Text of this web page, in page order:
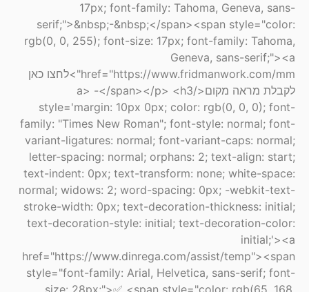
17px; font-family: Tahoma, Geneva, sans-
serif;">&nbsp;-&nbsp;</span><span style="color:
rgb(0, 0, 255); font-size: 17px; font-family: Tahoma,
Geneva, sans-serif;"><a
href="https://www.fridmanwork.com/mm">לחצו כאן
לקבלת מראה מקום</a> -</span></p> <h3
style='margin: 10px 0px; color: rgb(0, 0, 0); font-
family: "Times New Roman"; font-style: normal; font-
variant-ligatures: normal; font-variant-caps: normal;
letter-spacing: normal; orphans: 2; text-align: start;
text-indent: 0px; text-transform: none; white-space:
normal; widows: 2; word-spacing: 0px; -webkit-text-
stroke-width: 0px; text-decoration-thickness: initial;
text-decoration-style: initial; text-decoration-color:
initial;'><a
href="https://www.dinrega.com/assist/temp"><span
style="font-family: Arial, Helvetica, sans-serif; font-
size: 28px;">✅ <span style="color: rgb(65, 168,